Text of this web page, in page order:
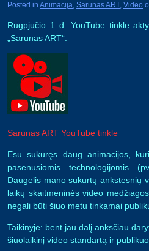
Posted in Animacija, Sarunas ART, Video
Rugpjūčio 1 d. YouTube tinkle
„Sarunas ART“.
Sarunas ART YouTube tinkle
Esu sukūręs daug animacijos,
pasenusiomis technologijomis
Daugelis mano sukurtų ankstesnių
laikų skaitmeninės video
negali būti šiuo metu tinkamai
Taikinyje: bent jau dalį anksčiau
šiuolaikinį video standartą ir